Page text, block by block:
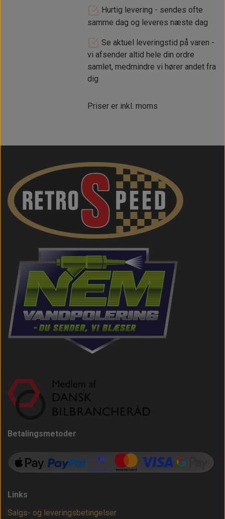
Hurtig levering - sendes ofte
samme dag og leveres næste dag
Se aktuel leveringstid på varen -
vi afsender altid hele din ordre
samlet, medmindre vi hører andet fra
dig
Priser er inkl. moms
Betalingsmetoder
Links
Salgs- og leveringsbetingelser